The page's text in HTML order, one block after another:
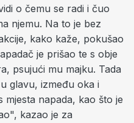
o čemu se radi i čuo
njemu. Na to je bez
kako kaže, pokušao
je prišao te s obje
psujući mu majku. Tada
glavu, između oka i
mjesta napada, kao što je
kazao je za